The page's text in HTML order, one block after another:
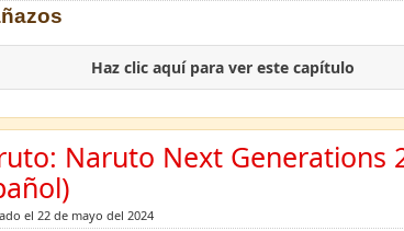
Haz clic aquí para ver este capítulo
Naruto Next Generations
el 22 de mayo del 2024